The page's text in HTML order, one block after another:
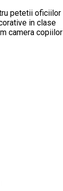
petetii oficiilor
in clase
camera copiilor